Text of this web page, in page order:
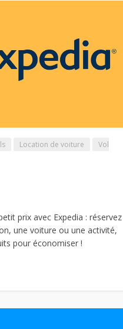
Location de voiture
Vol
prix avec Expedia : réservez
une voiture ou une activité,
pour économiser !